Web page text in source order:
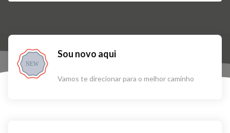
NEW
Sou novo aqui
Vamos te direcionar para o melhor caminho